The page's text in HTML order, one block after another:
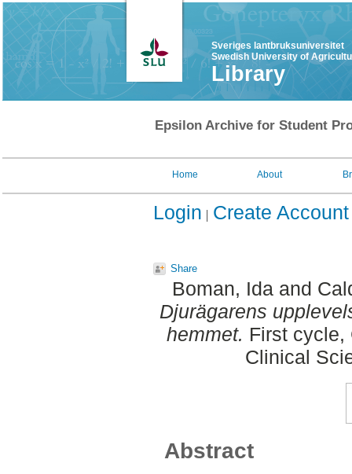
Sveriges lantbruksuniversitet
Swedish University of
Library
Epsilon Archive for Student
Home About
Login Create Account
Share
Boman, Ida and
Djurägarens
hemmet. First cycle,
Clinical
Abstract